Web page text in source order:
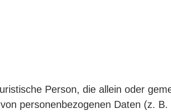
Person, die allein oder
personenbezogenen Daten (z.